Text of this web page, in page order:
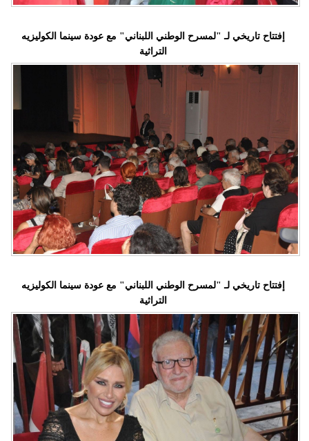
إفتتاح تاريخي لـ "لمسرح الوطني اللبناني" مع عودة سينما الكوليزيه
التراثية
إفتتاح تاريخي لـ "لمسرح الوطني اللبناني" مع عودة سينما الكوليزيه
التراثية